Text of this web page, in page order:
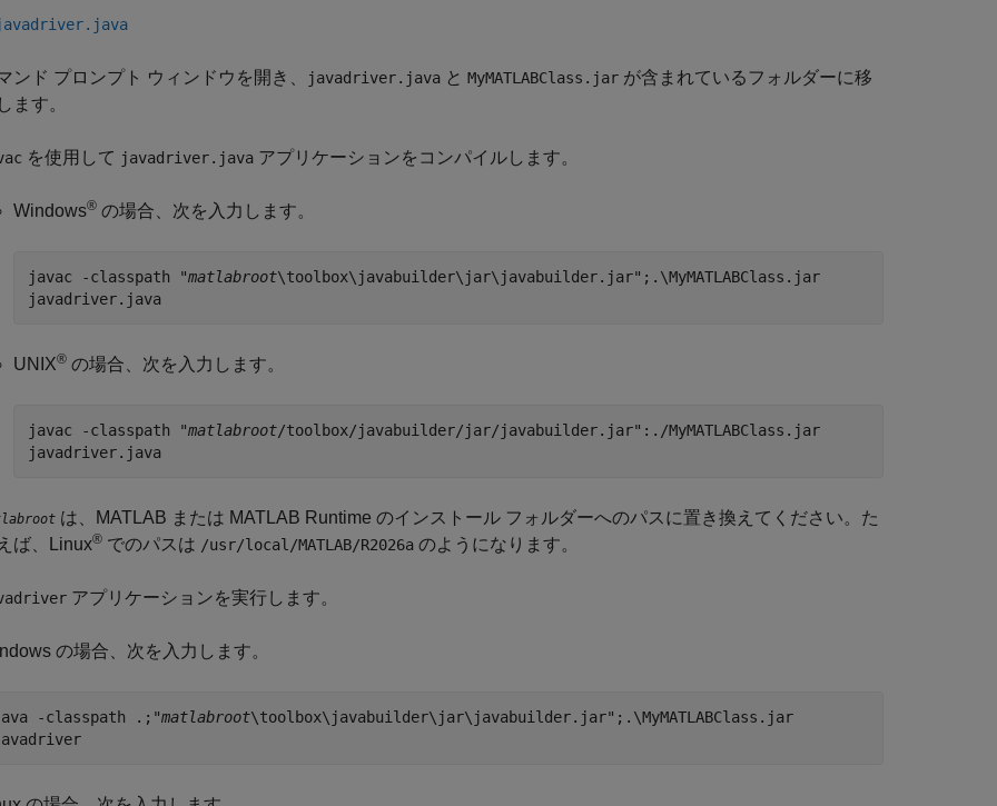
ンド プロンプト ウィンドウを開き、 javadriver.java と MyMATLABClass.jar が含まれているフォルダーに移
ます。
を使用して javadriver.java アプリケーションをコンパイルします。
Windows® の場合、次を入力します。
javac -classpath "matlabroot\toolbox\javabuilder\jar\javabuilder.jar";.\MyMATLABClass.jar
javadriver.java
UNIX® の場合、次を入力します。
javac -classpath "matlabroot/toolbox/javabuilder/jar/javabuilder.jar":./MyMATLABClass.jar
javadriver.java
は、MATLAB または MATLAB Runtime のインストール フォルダーへのパスに置き換えてください。た
ば、Linux® でのパスは /usr/local/MATLAB/R2026a のようになります。
アプリケーションを実行します。
の場合、次を入力します。
-classpath .;"matlabroot\toolbox\javabuilder\jar\javabuilder.jar";.\MyMATLABClass.jar